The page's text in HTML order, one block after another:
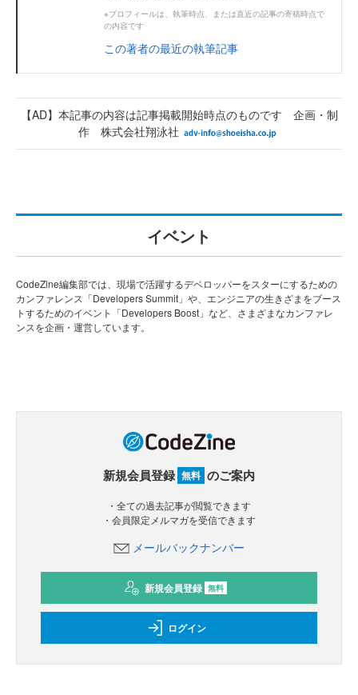
※プロフィールは、執筆時点、または直近の記事の寄稿時点で
の内容です
この著者の最近の執筆記事
【AD】本記事の内容は記事掲載開始時点のものです 企画・制
作 株式会社翔泳社
イベント
CodeZine編集部では、現場で活躍するデベロッパーをスターにするための
カンファレンス「Developers Summit」や、エンジニアの生きざまをブース
トするためのイベント「Developers Boost」など、さまざまなカンファレ
ンスを企画・運営しています。
新規会員登録 無料